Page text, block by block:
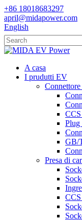
+86 18018683297
april@midapower.com
English
A casa
I prudutti EV
Plug
GB/
Presa di